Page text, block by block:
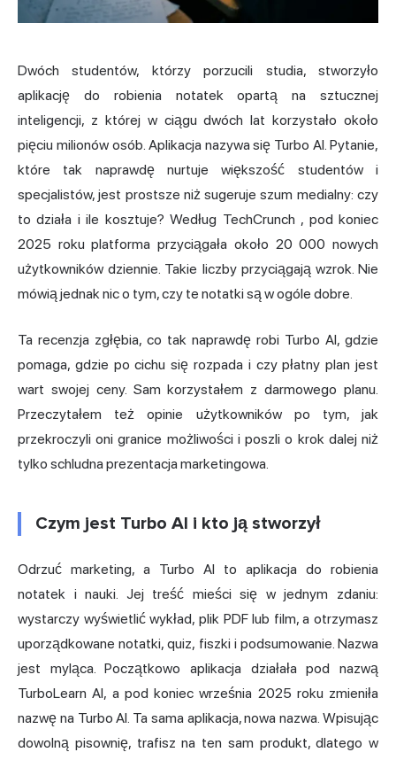
Dwóch studentów, którzy porzucili studia, stworzyło
aplikację do robienia notatek opartą na sztucznej
inteligencji, z której w ciągu dwóch lat korzystało około
pięciu milionów osób. Aplikacja nazywa się Turbo AI. Pytanie,
które tak naprawdę nurtuje większość studentów i
specjalistów, jest prostsze niż sugeruje szum medialny: czy
to działa i ile kosztuje?Według TechCrunch , pod koniec
2025 roku platforma przyciągała około 20 000 nowych
użytkowników dziennie. Takie liczby przyciągają wzrok. Nie
mówią jednak nic o tym, czy te notatki są w ogóle dobre.
Ta recenzja zgłębia, co tak naprawdę robi Turbo AI, gdzie
pomaga, gdzie po cichu się rozpada i czy płatny plan jest
wart swojej ceny. Sam korzystałem z darmowego planu.
Przeczytałem też opinie użytkowników po tym, jak
przekroczyli oni granice możliwości i poszli o krok dalej niż
tylko schludna prezentacja marketingowa.
Czym jest Turbo AI i kto ją stworzył
Odrzuć marketing, a Turbo AI to aplikacja do robienia
notatek i nauki. Jej treść mieści się w jednym zdaniu:
wystarczy wyświetlić wykład, plik PDF lub film, a otrzymasz
uporządkowane notatki, quiz, fiszki i podsumowanie. Nazwa
jest myląca. Początkowo aplikacja działała pod nazwą
TurboLearn AI, a pod koniec września 2025 roku zmieniła
nazwę na Turbo AI. Ta sama aplikacja, nowa nazwa. Wpisując
dowolną pisownię, trafisz na ten sam produkt, dlatego w